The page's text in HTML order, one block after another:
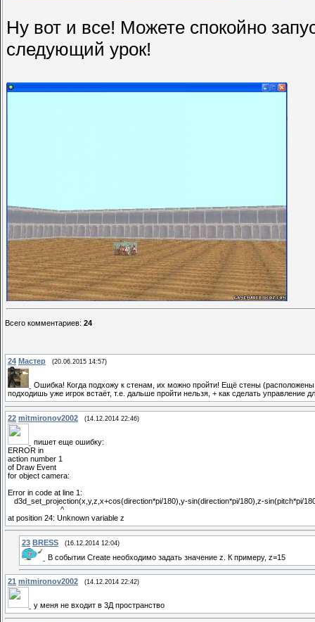
Ну вот и все! Можете спокойно
следующий урок!
Всего комментариев: 24
24 Мастер (20.06.2015 14:57)
Ошибка! Когда подхожу к стенам, их можно пройти! Ещё стены (расположены
подходишь уже игрок встаёт, т.е. дальше пройти нельзя, + как сделать управление
22 mitmironov2002 (14.12.2014 22:46)
пишет еще ошибку:
ERROR in
action number 1
of Draw Event
for object camera:
Error in code at line 1:
d3d_set_projection(x,y,z,x+cos(direction*pi/180),y-sin(direction*pi/180),z-sin(pitch*pi/
^
at position 24: Unknown variable z
23 BRESS (16.12.2014 12:04)
В событии Create необходимо задать значение z. К примеру, z=15
21 mitmironov2002 (14.12.2014 22:42)
у меня не входит в 3Д пространство